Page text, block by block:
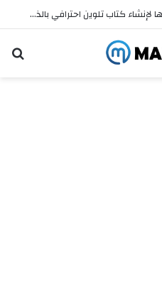
جميع البرومبتات التي استخدمتها لإنشاء كتاب تلوين احترافي بالذكاء الاصطناعي وبيعه على Etsy (مجانًا)